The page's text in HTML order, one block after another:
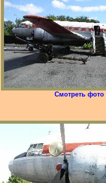
Смотреть фото